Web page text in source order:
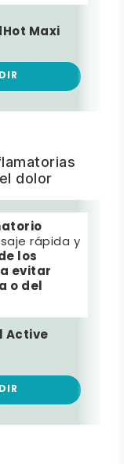
Maxi
dolor
rápida y
los
evitar
o del
Active